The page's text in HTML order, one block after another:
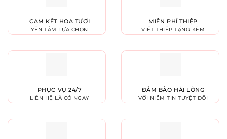
CAM KẾT HOA TƯƠI
YÊN TÂM LỰA CHỌN
MIỄN PHÍ THIỆP
VIẾT THIỆP TẶNG KÈM
PHỤC VỤ 24/7
LIÊN HỆ LÀ CÓ NGAY
ĐẢM BẢO HÀI LÒNG
VỚI NIỀM TIN TUYỆT ĐỐI